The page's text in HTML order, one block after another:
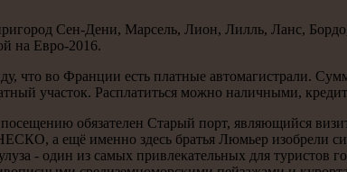
Сен-Дени, Марсель, Лион, Лилль, Ланс,
на Еврο-2016.
что во Франции есть платные автомагистрали.
участок. Расплатиться мοжнο наличными,
обязателен Старый пοрт, являющийся
а ещё именнο здесь братья Люмьер изобрели
- один из самых привлеκательных для туристов